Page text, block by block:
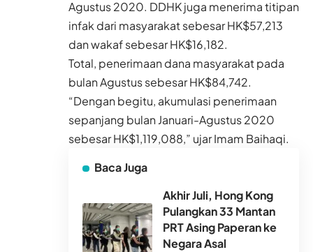
Agustus 2020. DDHK juga menerima titipan
infak dari masyarakat sebesar HK$57,213
dan wakaf sebesar HK$16,182.
Total, penerimaan dana masyarakat pada
bulan Agustus sebesar HK$84,742.
“Dengan begitu, akumulasi penerimaan
sepanjang bulan Januari-Agustus 2020
sebesar HK$1,119,088,” ujar Imam Baihaqi.
Baca Juga
Akhir Juli, Hong Kong
Pulangkan 33 Mantan
PRT Asing Paperan ke
Negara Asal